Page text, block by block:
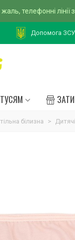
телефонні
Допомога ЗСУ
білизна >